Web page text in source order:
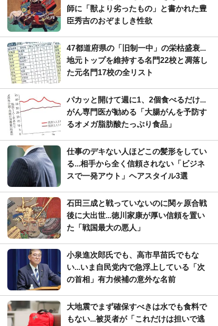
師に「獣より劣ったもの」と書かれた豊
臣秀吉のおぞましき性欲
47都道府県の「旧制一中」の栄枯盛衰...
地元トップを維持する名門22校と凋落し
た元名門17校の全リスト
パカッと開けて週に1、2個食べるだけ...
がん専門医が勧める「大腸がんを予防す
るオメガ脂肪酸たっぷり食品」
仕事のデキない人ほどこの髪形をしてい
る...相手から全く信頼されない「ビジネ
スで一発アウト」ヘアスタイル3選
石田三成と戦っていないのに関ヶ原合戦
後に大出世...徳川家康が厚い信頼を置い
た「戦国最大の悪人」
小泉進次郎氏でも、高市早苗氏でもな
い...いま自民党内で急浮上している「次
の首相」有力候補の意外な名前
大地震でまず確保すべきは水でも食料で
もない...被災者が「これだけは担いで逃